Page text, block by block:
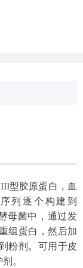
型胶原蛋白，血
列逐个构建到
母菌中，通过发
组蛋白，然后加
粉剂。可用于皮
。